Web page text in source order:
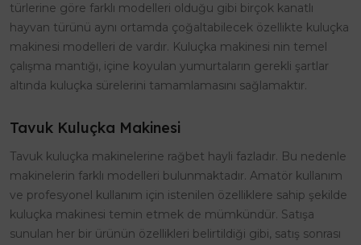
türlerine göre farklı modelleri olduğu gibi birçok kanatlı
hayvan türünü aynı ortamda çoğaltabilecek özellikte kuluçka
makinesi modelleri de vardır. Kuluçka makinesi nin temel
çalışma mantığı, içine koyulan yumurtaların gerekli şartlar
altında kuluçka sürelerini tamamlamasını sağlamaktır.
Tavuk Kuluçka Makinesi
Tavuk kuluçka makinelerine rağbet hayli fazladır. Bu nedenle
makinelerin farklı modelleri bulunmaktadır. Amatör kullanım
ve profesyonel kullanım için istenilen özelliklere sahip şekilde
kuluçka makinesi temin etmek de mümkündür. Satışa
sunulan her bir ürünün özellikleri belirtildiği gibi, satış sonrası